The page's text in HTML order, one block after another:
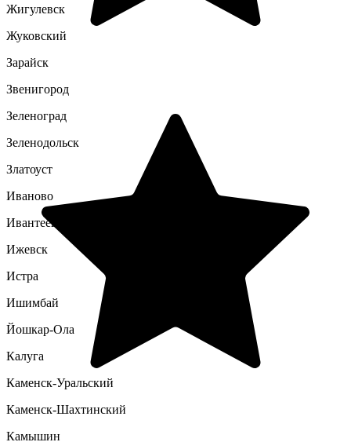
Жигулевск
Жуковский
Зарайск
Звенигород
Зеленоград
Зеленодольск
Златоуст
Иваново
Ивантеевка
Ижевск
Истра
Ишимбай
Йошкар-Ола
Калуга
Каменск-Уральский
Каменск-Шахтинский
Камышин